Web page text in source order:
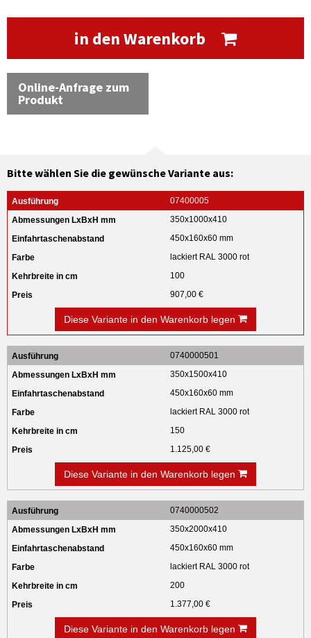
in den Warenkorb
Online-Anfrage zum
Produkt
Bitte wählen Sie die gewünsche Variante aus:
07400005
350x1000x410
450x160x60 mm
lackiert RAL 3000 rot
100
907,00 €
Diese Variante in den Warenkorb legen
0740000501
350x1500x410
450x160x60 mm
lackiert RAL 3000 rot
150
1.125,00 €
Diese Variante in den Warenkorb legen
0740000502
350x2000x410
450x160x60 mm
lackiert RAL 3000 rot
200
1.377,00 €
Diese Variante in den Warenkorb legen